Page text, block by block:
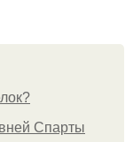
Спарты